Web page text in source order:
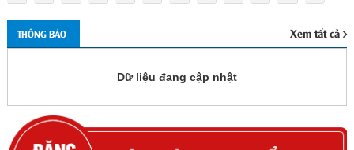
THÔNG BÁO Xem tất cả
Dữ liệu đang cập nhật